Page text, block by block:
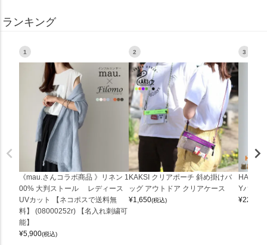
ランキング
1
《mau.さんコラボ商品 》リネン 1
00% 大判ストール レディース
UVカット 【ネコポスで送料無
料】 (08000252r) 【名入れ刺繍可
能】
¥5,900(税込)
2
KAKSI クリアポーチ 斜め掛けバ
ッグ アウトドア クリアケース
¥1,650(税込)
3
Yバッグ
¥22,000